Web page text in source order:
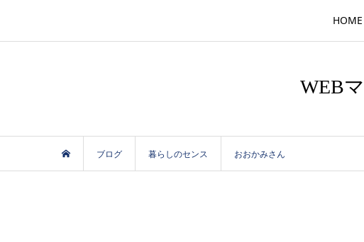
HOME
WEB
ブログ 暮らしのセンス おおかみさん